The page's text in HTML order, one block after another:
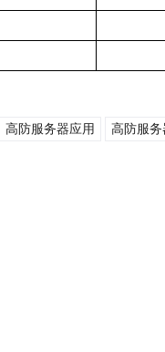
高防服务器应用 高防服务